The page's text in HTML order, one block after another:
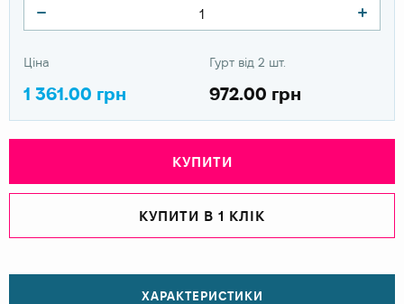
Ціна
1 361.00 грн
Гурт від 2 шт.
972.00 грн
КУПИТИ
КУПИТИ В 1 КЛІК
ХАРАКТЕРИСТИКИ